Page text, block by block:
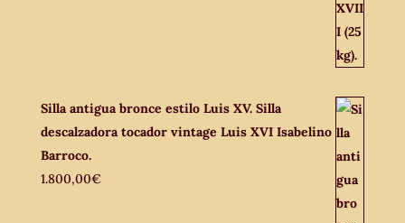
Silla antigua bronce estilo Luis XV. Silla
descalzadora tocador vintage Luis XVI Isabelino
Barroco.
1.800,00€